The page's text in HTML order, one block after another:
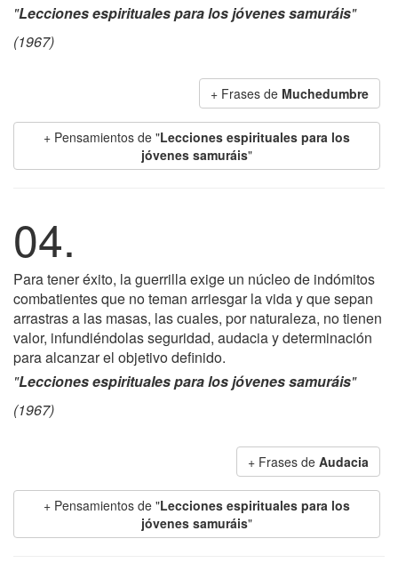
"Lecciones espirituales para los jóvenes samuráis"
(1967)
+ Frases de Muchedumbre
+ Pensamientos de "Lecciones espirituales para los
jóvenes samuráis"
04.
Para tener éxito, la guerrilla exige un núcleo de indómitos
combatientes que no teman arriesgar la vida y que sepan
arrastras a las masas, las cuales, por naturaleza, no tienen
valor, infundiéndolas seguridad, audacia y determinación
para alcanzar el objetivo definido.
"Lecciones espirituales para los jóvenes samuráis"
(1967)
+ Frases de Audacia
+ Pensamientos de "Lecciones espirituales para los
jóvenes samuráis"